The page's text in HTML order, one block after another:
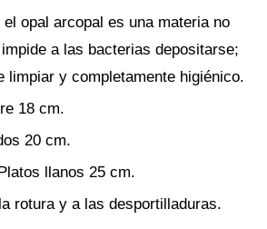
opal arcopal es una materia no
a las bacterias depositarse;
limpiar y completamente higiénico.
18 cm.
20 cm.
llanos 25 cm.
rotura y a las desportilladuras.